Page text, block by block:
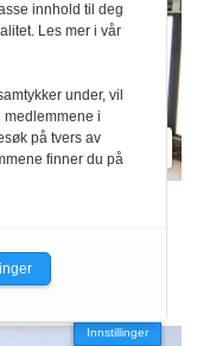
i
Innstillinger
innhold til deg
Les mer i vår
under, vil
medlemmene i
på tvers av
finner du på